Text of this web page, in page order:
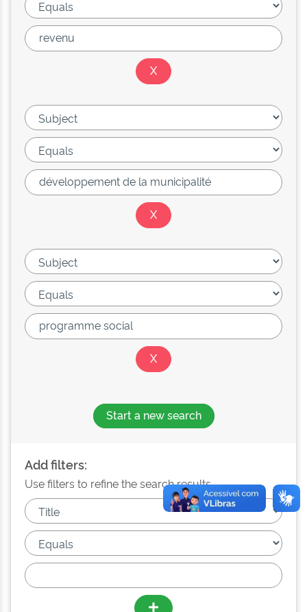
Start a new search
Add filters:
Use filters to refine the search results.